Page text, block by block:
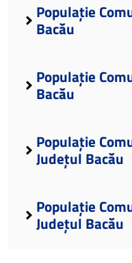
Populație
Bacău
Populație
Bacău
Populație
Județul Bacău
Populație
Județul Bacău